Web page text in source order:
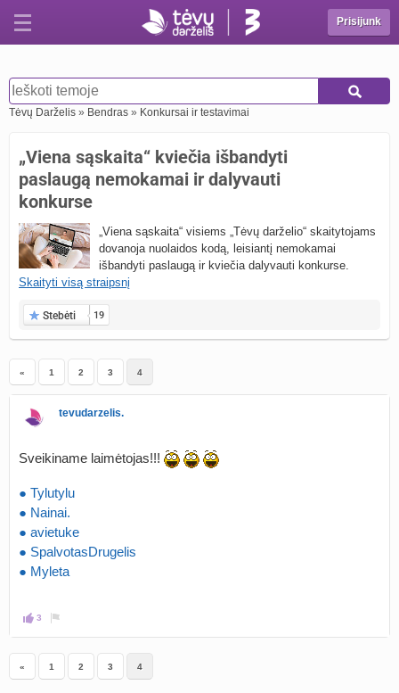
Prisijunk
Tėvų Darželis » Bendras » Konkursai ir testavimai
„Viena sąskaita“ kviečia išbandyti
paslaugą nemokamai ir dalyvauti
konkurse
„Viena sąskaita“ visiems „Tėvų darželio“ skaitytojams
dovanoja nuolaidos kodą, leisiantį nemokamai
išbandyti paslaugą ir kviečia dalyvauti konkurse.
Skaityti visą straipsnį
Stebėti 19
« 1 2 3 4
tevudarzelis.
Sveikiname laimėtojas!!!
● Tylutylu
● Nainai.
● avietuke
● SpalvotasDrugelis
● Myleta
3
« 1 2 3 4